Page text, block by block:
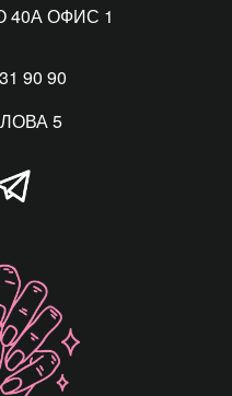
40А ОФИС 1
90 90
5